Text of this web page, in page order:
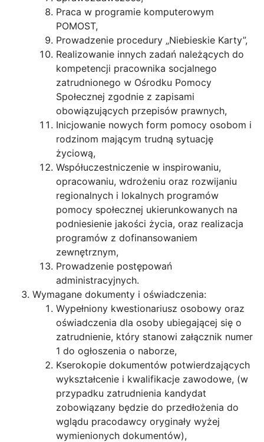
Praca w programie komputerowym
POMOST,
Prowadzenie procedury „Niebieskie Karty”,
Realizowanie innych zadań należących do
kompetencji pracownika socjalnego
zatrudnionego w Ośrodku Pomocy
Społecznej zgodnie z zapisami
obowiązujących przepisów prawnych,
Inicjowanie nowych form pomocy osobom i
rodzinom mającym trudną sytuację
życiową,
Współuczestniczenie w inspirowaniu,
opracowaniu, wdrożeniu oraz rozwijaniu
regionalnych i lokalnych programów
pomocy społecznej ukierunkowanych na
podniesienie jakości życia, oraz realizacja
programów z dofinansowaniem
zewnętrznym,
Prowadzenie postępowań
administracyjnych.
Wymagane dokumenty i oświadczenia:
Wypełniony kwestionariusz osobowy oraz
oświadczenia dla osoby ubiegającej się o
zatrudnienie, który stanowi załącznik numer
1 do ogłoszenia o naborze,
Kserokopie dokumentów potwierdzających
wykształcenie i kwalifikacje zawodowe, (w
przypadku zatrudnienia kandydat
zobowiązany będzie do przedłożenia do
wglądu pracodawcy oryginały wyżej
wymienionych dokumentów),